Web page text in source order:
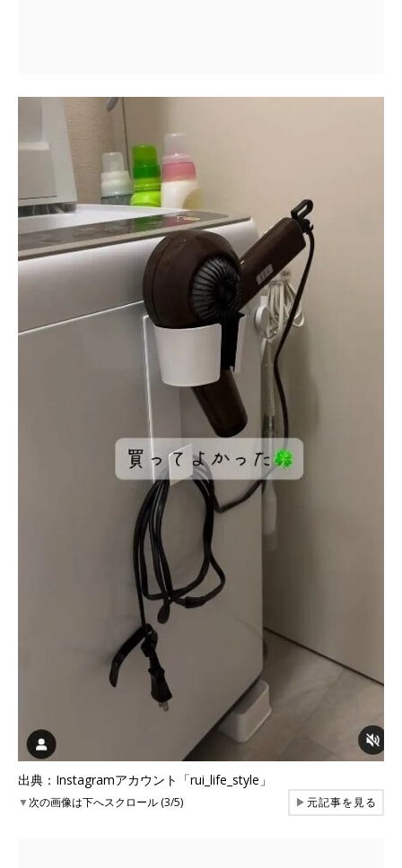
出典：Instagramアカウント「rui_life_style」
▼次の画像は下へスクロール (3/5) ▶元記事を見る